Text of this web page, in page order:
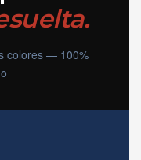
colores — 100%